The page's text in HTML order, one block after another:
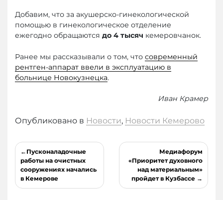
Добавим, что за акушерско-гинекологической
помощью в гинекологическое отделение
ежегодно обращаются до 4 тысяч кемеровчанок.
Ранее мы рассказывали о том, что современный
рентген-аппарат ввели в эксплуатацию в
больнице Новокузнецка.
Иван Крамер
Опубликовано в Новости, Новости Кемерово
Навигация
по
записям
Пусконаладочные
работы на очистных
сооружениях начались
в Кемерове
Медиафорум
«Приоритет духовного
над материальным»
пройдет в Кузбассе